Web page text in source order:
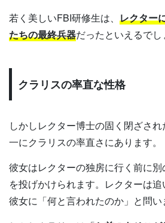
若く美しいFBI研修生は、 レクター
たちの最終兵器だったといえるでし
クラリスの率直な性格
しかしレクター博士の固く閉ざさ
一にクラリスの率直さにあります。
彼女はレクターの独房に行く前に
を投げかけられます。レクターは
彼女に「何と言われたのか」と問い